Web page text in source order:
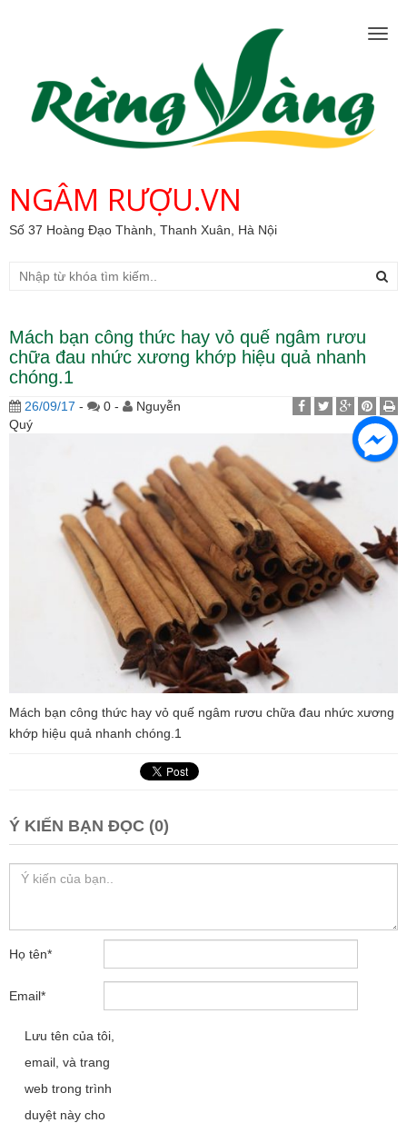
NGÂM RƯỢU.VN
Số 37 Hoàng Đạo Thành, Thanh Xuân, Hà Nội
Mách bạn công thức hay vỏ quế ngâm rươu
chữa đau nhức xương khớp hiệu quả nhanh
chóng.1
26/09/17 - 0 -
Nguyễn
Quý
Mách bạn công thức hay vỏ quế ngâm rươu chữa đau nhức xương
khớp hiệu quả nhanh chóng.1
Ý KIẾN BẠN ĐỌC (0)
Họ tên*
Email*
Lưu tên của tôi,
email, và trang
web trong trình
duyệt này cho